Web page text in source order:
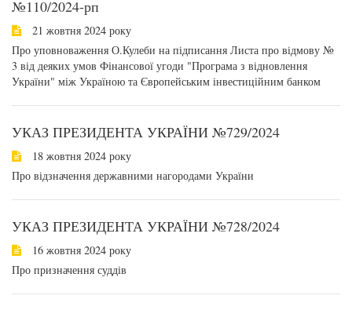
№110/2024-рп
21 жовтня 2024 року
Про уповноваження О.Кулеби на підписання Листа про відмову №
3 від деяких умов Фінансової угоди "Програма з відновлення
України" між Україною та Європейським інвестиційним банком
УКАЗ ПРЕЗИДЕНТА УКРАЇНИ №729/2024
18 жовтня 2024 року
Про відзначення державними нагородами України
УКАЗ ПРЕЗИДЕНТА УКРАЇНИ №728/2024
16 жовтня 2024 року
Про призначення суддів